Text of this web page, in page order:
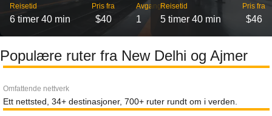
Reisetid
6 timer 40 min
Pris fra
$40
Avganger
1
Reisetid
5 timer 40 min
Pris fra
$46
Populære ruter fra New Delhi og Ajmer
Omfattende nettverk
Ett nettsted, 34+ destinasjoner, 700+ ruter rundt om i verden.